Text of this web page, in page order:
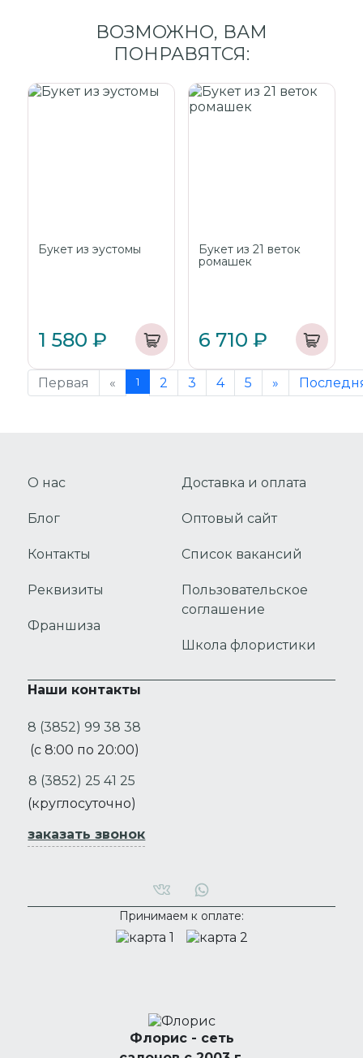
ВОЗМОЖНО, ВАМ
ПОНРАВЯТСЯ:
Букет из эустомы
1 580 ₽
Букет из 21 веток
ромашек
6 710 ₽
Первая « 1 2 3 4 5 »
Флорис - сеть
Принимаем к оплате:
О нас
Блог
Контакты
Реквизиты
Франшиза
Доставка и оплата
Оптовый сайт
Список вакансий
Пользовательское
соглашение
Школа флористики
Наши контакты
8 (3852) 99 38 38
(с 8:00 по 20:00)
8 (3852) 25 41 25
(круглосуточно)
заказать звонок